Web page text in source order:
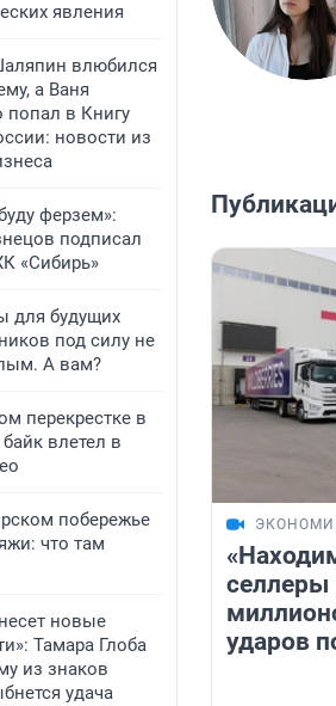
явления
влюбился
а Ваня
попал в Книгу
новости из
ферзем»:
подписал
«Сибирь»
для будущих
под силу не
А вам?
перекрестке в
влетел в
побережье
что там
новые
Тамара Глоба
из знаков
удача
селлеры
ударов